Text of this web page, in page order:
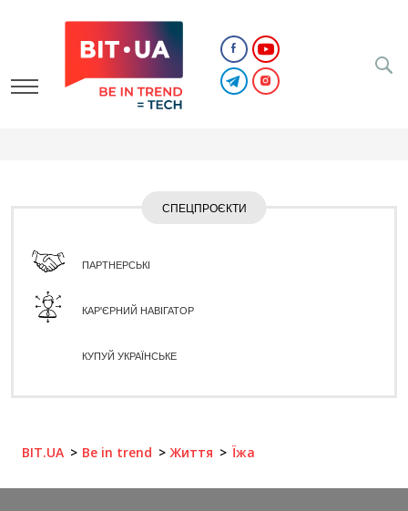
СПЕЦПРОЄКТИ
ПАРТНЕРСЬКІ
КАР'ЄРНИЙ НАВІГАТОР
КУПУЙ УКРАЇНСЬКЕ
BIT.UA Be in trend Життя Їжа